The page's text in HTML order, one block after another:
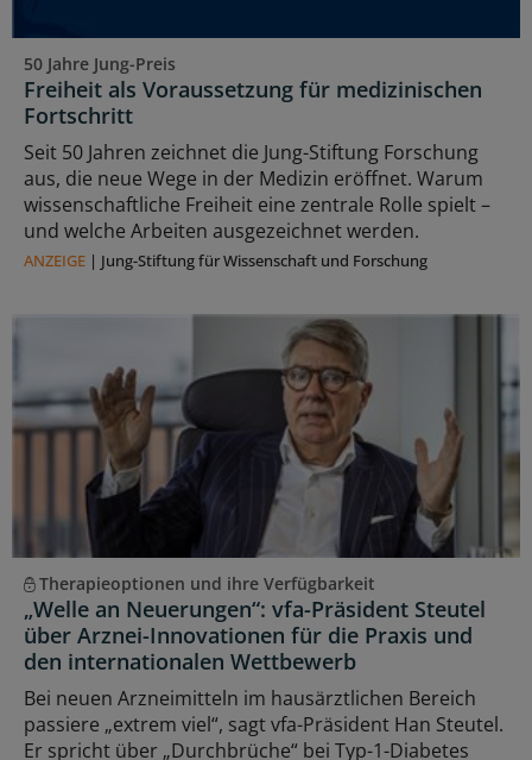
50 Jahre Jung-Preis
Freiheit als Voraussetzung für medizinischen
Fortschritt
Seit 50 Jahren zeichnet die Jung-Stiftung Forschung
aus, die neue Wege in der Medizin eröffnet. Warum
wissenschaftliche Freiheit eine zentrale Rolle spielt –
und welche Arbeiten ausgezeichnet werden.
ANZEIGE | Jung-Stiftung für Wissenschaft und Forschung
Therapieoptionen und ihre Verfügbarkeit
„Welle an Neuerungen“: vfa-Präsident Steutel
über Arznei-Innovationen für die Praxis und
den internationalen Wettbewerb
Bei neuen Arzneimitteln im hausärztlichen Bereich
passiere „extrem viel“, sagt vfa-Präsident Han Steutel.
Er spricht über „Durchbrüche“ bei Typ-1-Diabetes